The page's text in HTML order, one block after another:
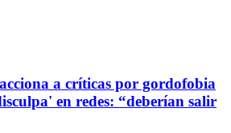
a críticas por gordofobia
en redes: “deberían salir